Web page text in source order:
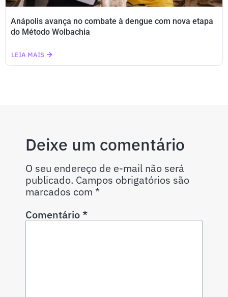
Anápolis avança no combate à dengue com nova etapa
do Método Wolbachia
LEIA MAIS
Deixe um comentário
O seu endereço de e-mail não será
publicado. Campos obrigatórios são
marcados com *
Comentário*